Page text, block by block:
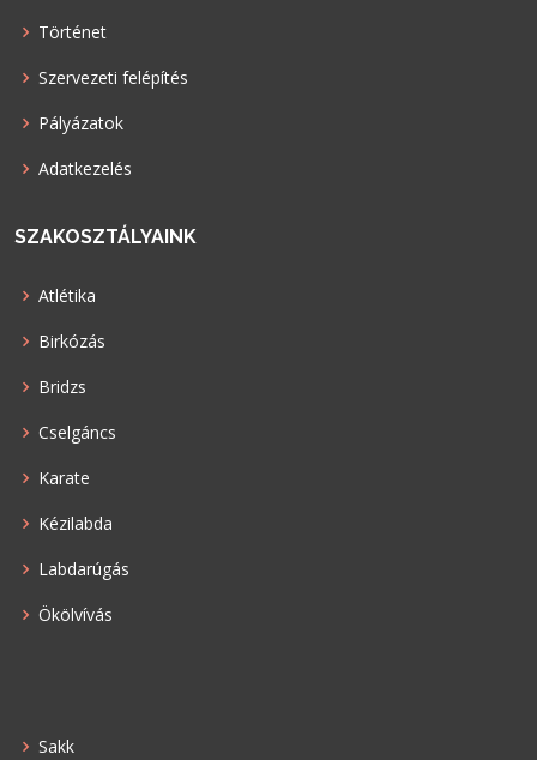
Történet
Szervezeti felépítés
Pályázatok
Adatkezelés
SZAKOSZTÁLYAINK
Atlétika
Birkózás
Bridzs
Cselgáncs
Karate
Kézilabda
Labdarúgás
Ökölvívás
Sakk